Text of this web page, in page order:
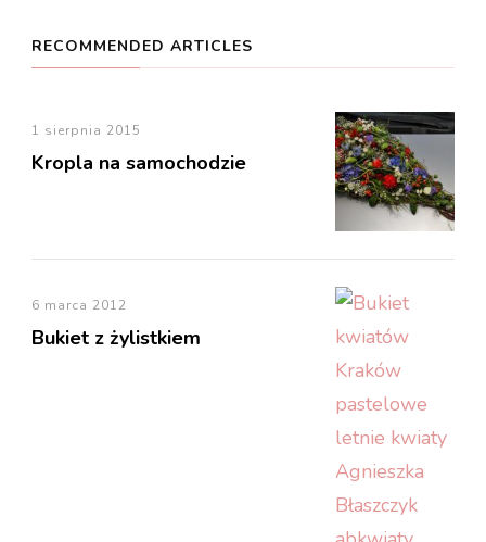
RECOMMENDED ARTICLES
1 sierpnia 2015
Kropla na samochodzie
6 marca 2012
Bukiet z żylistkiem